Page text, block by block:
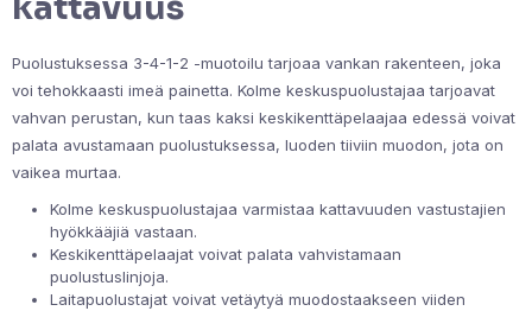
Puolustuksessa 3-4-1-2 -muotoilu tarjoaa vankan rakenteen, joka
voi tehokkaasti imeä painetta. Kolme keskuspuolustajaa tarjoavat
vahvan perustan, kun taas kaksi keskikenttäpelaajaa edessä voivat
palata avustamaan puolustuksessa, luoden tiiviin muodon, jota on
vaikea murtaa.
Kolme keskuspuolustajaa varmistaa kattavuuden vastustajien
hyökkääjiä vastaan.
Keskikenttäpelaajat voivat palata vahvistamaan
puolustuslinjoja.
Laitapuolustajat voivat vetäytyä muodostaakseen viiden